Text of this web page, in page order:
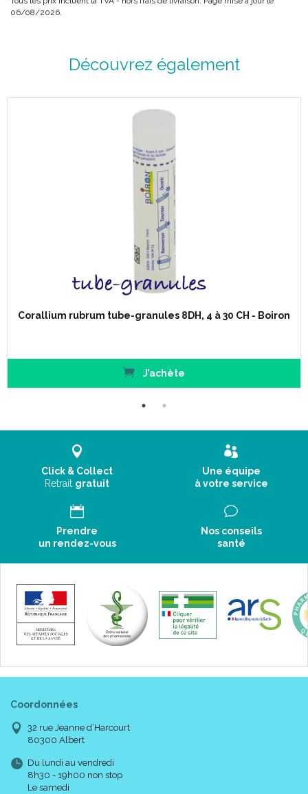
06/08/2026.
Découvrez également
Corallium rubrum tube-granules 8DH, 4 à 30 CH - Boiron
J’achète
Click & Collect
Retrait gratuit
Une équipe
à votre service
Prendre
un rendez-vous
Nos conseils
santé
Coordonnées
32 rue Jeanne d’Harcourt
80300 Albert
Du lundi au vendredi
8h30 - 19h00 non stop
Le samedi